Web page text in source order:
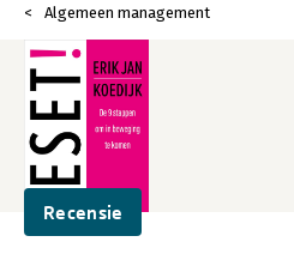
Algemeen management
Recensie